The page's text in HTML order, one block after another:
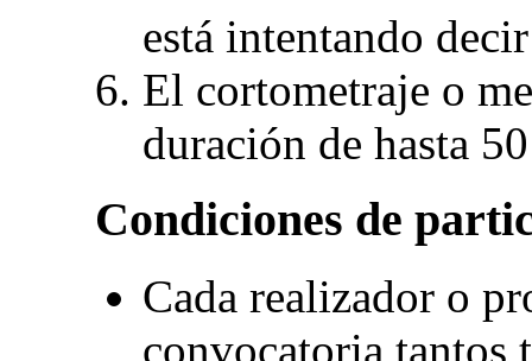
está intentando
El cortometraje o
duración de hasta
Condiciones de
Cada realizador o
convocatoria tantos